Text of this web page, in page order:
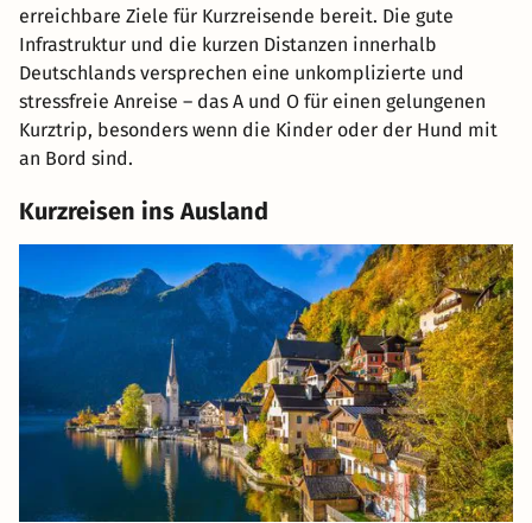
erreichbare Ziele für Kurzreisende bereit. Die gute
Infrastruktur und die kurzen Distanzen innerhalb
Deutschlands versprechen eine unkomplizierte und
stressfreie Anreise – das A und O für einen gelungenen
Kurztrip, besonders wenn die Kinder oder der Hund mit
an Bord sind.
Kurzreisen ins Ausland